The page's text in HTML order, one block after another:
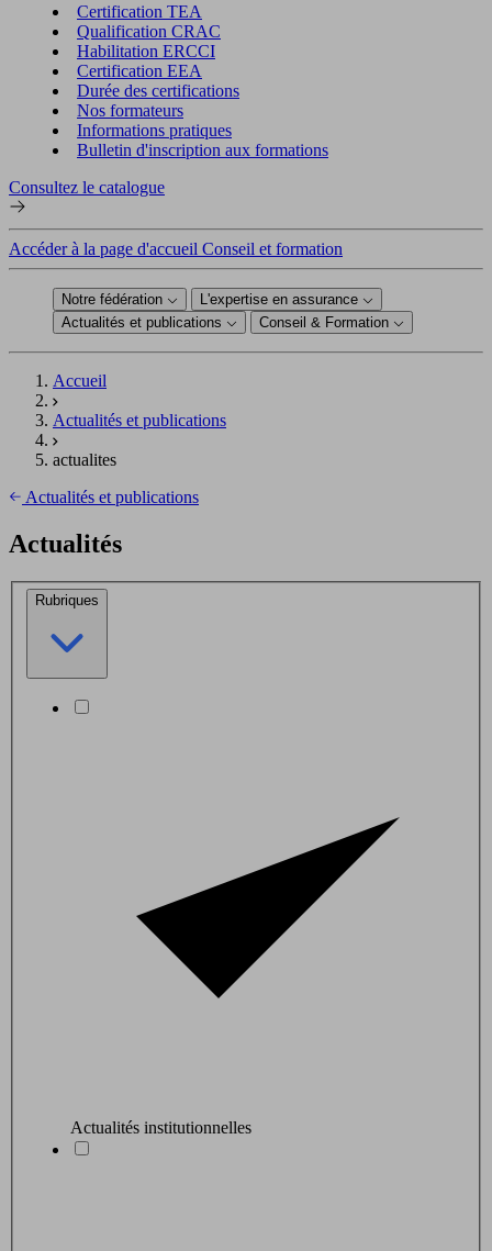
Certification TEA
Qualification CRAC
Habilitation ERCCI
Certification EEA
Durée des certifications
Nos formateurs
Informations pratiques
Bulletin d'inscription aux formations
Consultez le catalogue
Accéder à la page d'accueil Conseil et formation
Notre fédération
L'expertise en assurance
Actualités et publications
Conseil & Formation
Accueil
Actualités et publications
actualites
Actualités et publications
Actualités
Rubriques
Actualités institutionnelles